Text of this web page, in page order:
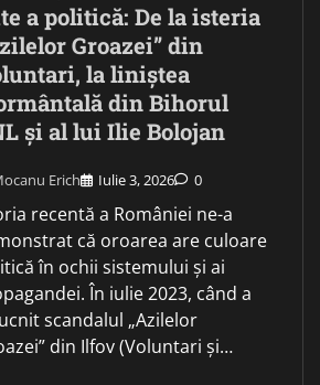
a politică: De la isteria
Groazei” din
la liniștea
din Bihorul
și al lui Ilie Bolojan
Erich Iulie 3, 2026 0
recentă a României ne-a
că oroarea are culoare
în ochii sistemului și ai
În iulie 2023, când a
scandalul „Azilelor
din Ilfov (Voluntari și…